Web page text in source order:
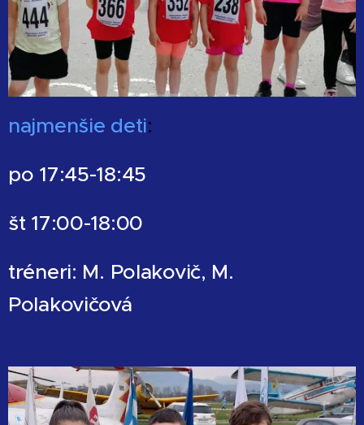
najmenšie deti:
po 17:45-18:45
št 17:00-18:00
tréneri: M. Polakovič, M.
Polakovičová